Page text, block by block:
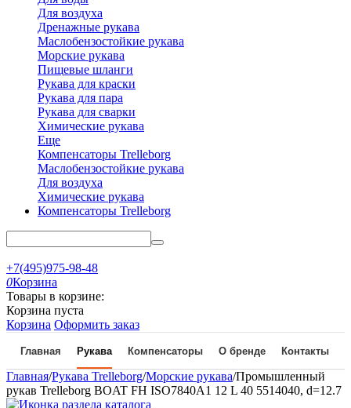
Для воздуха
Дренажные рукава
Маслобензостойкие рукава
Морские рукава
Пищевые шланги
Рукава для краски
Рукава для пара
Рукава для сварки
Химические рукава
Еще
Компенсаторы Trelleborg
Маслобензостойкие рукава
Для воздуха
Химические рукава
Компенсаторы Trelleborg
+7(495)975-98-48
0Корзина
Товары в корзине:
Корзина пуста
Корзина Оформить заказ
Главная Рукава Компенсаторы О бренде Контакты
Главная/Рукава Trelleborg/Морские рукава/Промышленный
рукав Trelleborg BOAT FH ISO7840A1 12 L 40 5514040, d=12.7